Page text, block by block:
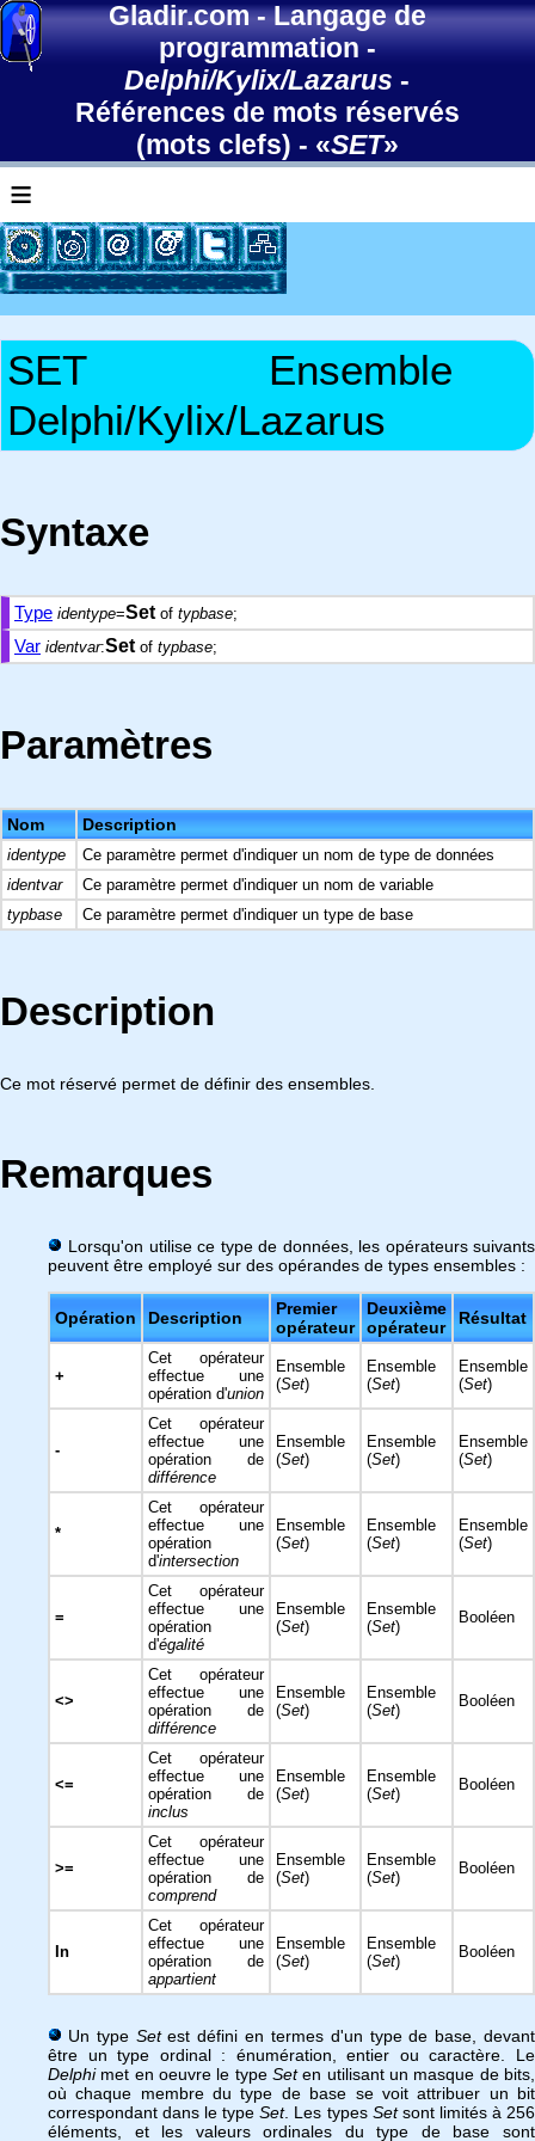
Gladir.com-Langage de
programmation-
Delphi/Kylix/Lazarus -
Références de mots réservés
(mots clefs) - «SET»
≡
SET
Ensemble
Delphi/Kylix/Lazarus
Syntaxe
Type identype=Setof typbase;
Var identvar:Setof typbase;
Paramètres
Nom Description
identype
Ce paramètre permet d'indiquer un nom de type de données
identvar
Ce paramètre permet d'indiquer un nom de variable
typbase
Ce paramètre permet d'indiquer un type de base
Description
Ce mot réservé permet de définir des ensembles.
Remarques
Lorsqu'on utilise ce type de données, les opérateurs suivants
peuvent être employé sur des opérandes de types ensembles :
Opération Description
Premier
opérateur
Deuxième
opérateur
Résultat
+
Cet opérateur
effectue une
opération d'union
Ensemble
(Set)
Ensemble
(Set)
Ensemble
(Set)
-
Cet opérateur
effectue une
opération de
différence
Ensemble
(Set)
Ensemble
(Set)
Ensemble
(Set)
*
Cet opérateur
effectue une
opération
d'intersection
Ensemble
(Set)
Ensemble
(Set)
Ensemble
(Set)
=
Cet opérateur
effectue une
opération
d'égalité
Ensemble
(Set)
Ensemble
(Set)
Booléen
<>
Cet opérateur
effectue une
opération de
différence
Ensemble
(Set)
Ensemble
(Set)
Booléen
<=
Cet opérateur
effectue une
opération de
inclus
Ensemble
(Set)
Ensemble
(Set)
Booléen
>=
Cet opérateur
effectue une
opération de
comprend
Ensemble
(Set)
Ensemble
(Set)
Booléen
In
Cet opérateur
effectue une
opération de
appartient
Ensemble
(Set)
Ensemble
(Set)
Booléen
Un type Setest défini en termes d'un type de base, devant
être un type ordinal : énumération, entier ou caractère. Le
Delphimet en oeuvre le type Seten utilisant un masque de bits,
où chaque membre du type de base se voit attribuer un bit
correspondant dans le typeSet. Les types Setsont limités à 256
éléments, et les valeurs ordinales du type de base sont